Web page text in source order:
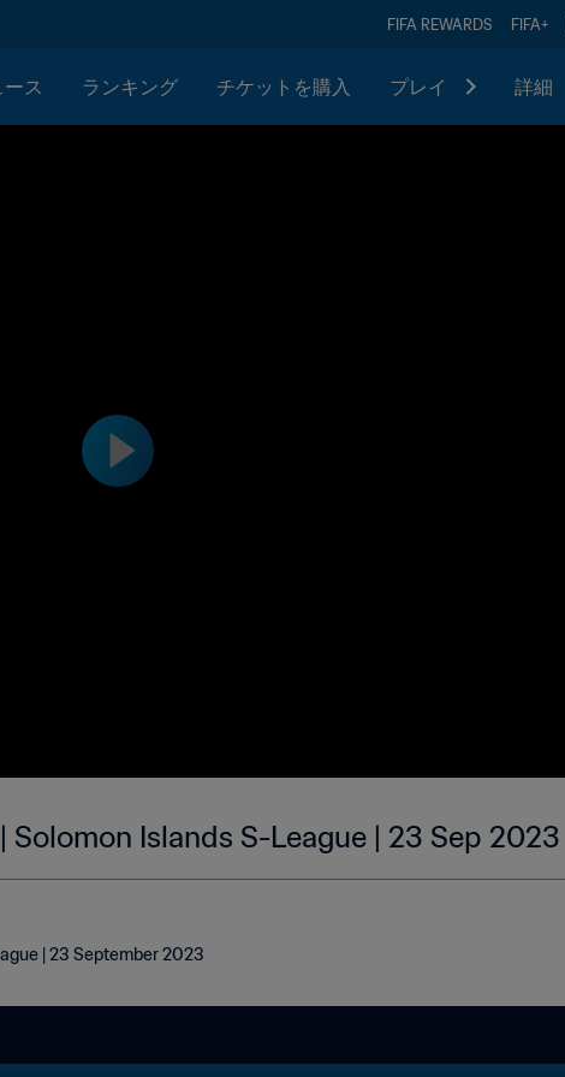
FIFA REWARDS FIFA+
ス ランキング チケットを購入 プレイ 詳細
Solomon Islands S-League | 23 Sep 2023
| 23 September 2023